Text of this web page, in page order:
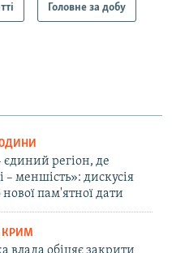
Головне за добу
регіон, де
– меншість»: дискусія
пам'ятної дати
КРИМ